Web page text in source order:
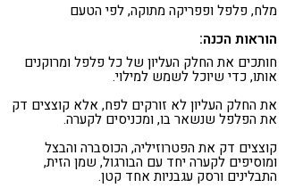
מלח, פלפל ופפריקה מתוקה, לפי הטעם
הוראות הכנה:
חותכים את החלק העליון של כל פלפל ומרוקנים
אותו, כדי שיוכל לשמש למילוי.
את החלק העליון לא זורקים לפח, אלא קוצצים דק
את הפלפל שנשאר בו, ומכניסים לקערה.
קוצצים דק את הפטרוזיליה, הכוסברה והבצל
ומוסיפים לקערה יחד עם הבורגול, שמן הזית,
התבלינים ורסק עגבניות אחד קטן.